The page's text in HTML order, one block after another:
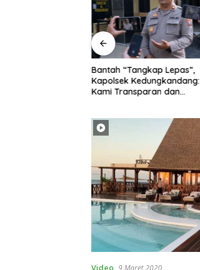
Bantah “Tangkap Lepas”,
Kapolsek Kedungkandang:
Kami Transparan dan
Video 9 Maret 2020